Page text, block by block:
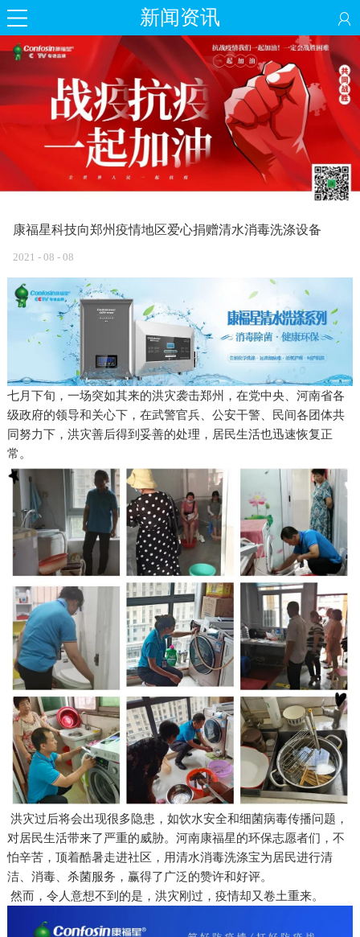
新闻资讯
康福星科技向郑州疫情地区爱心捐赠清水消毒洗涤设备
2021 - 08 - 08
七月下旬，一场突如其来的洪灾袭击郑州，在党中央、河南省各
级政府的领导和关心下，在武警官兵、公安干警、民间各团体共
同努力下，洪灾善后得到妥善的处理，居民生活也迅速恢复正
常。
洪灾过后将会出现很多隐患，如饮水安全和细菌病毒传播问题，
对居民生活带来了严重的威胁。河南康福星的环保志愿者们，不
怕辛苦，顶着酷暑走进社区，用清水消毒洗涤宝为居民进行清
洁、消毒、杀菌服务，赢得了广泛的赞许和好评。
然而，令人意想不到的是，洪灾刚过，疫情却又卷土重来。